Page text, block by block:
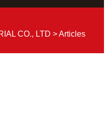
CO., LTD >Articles